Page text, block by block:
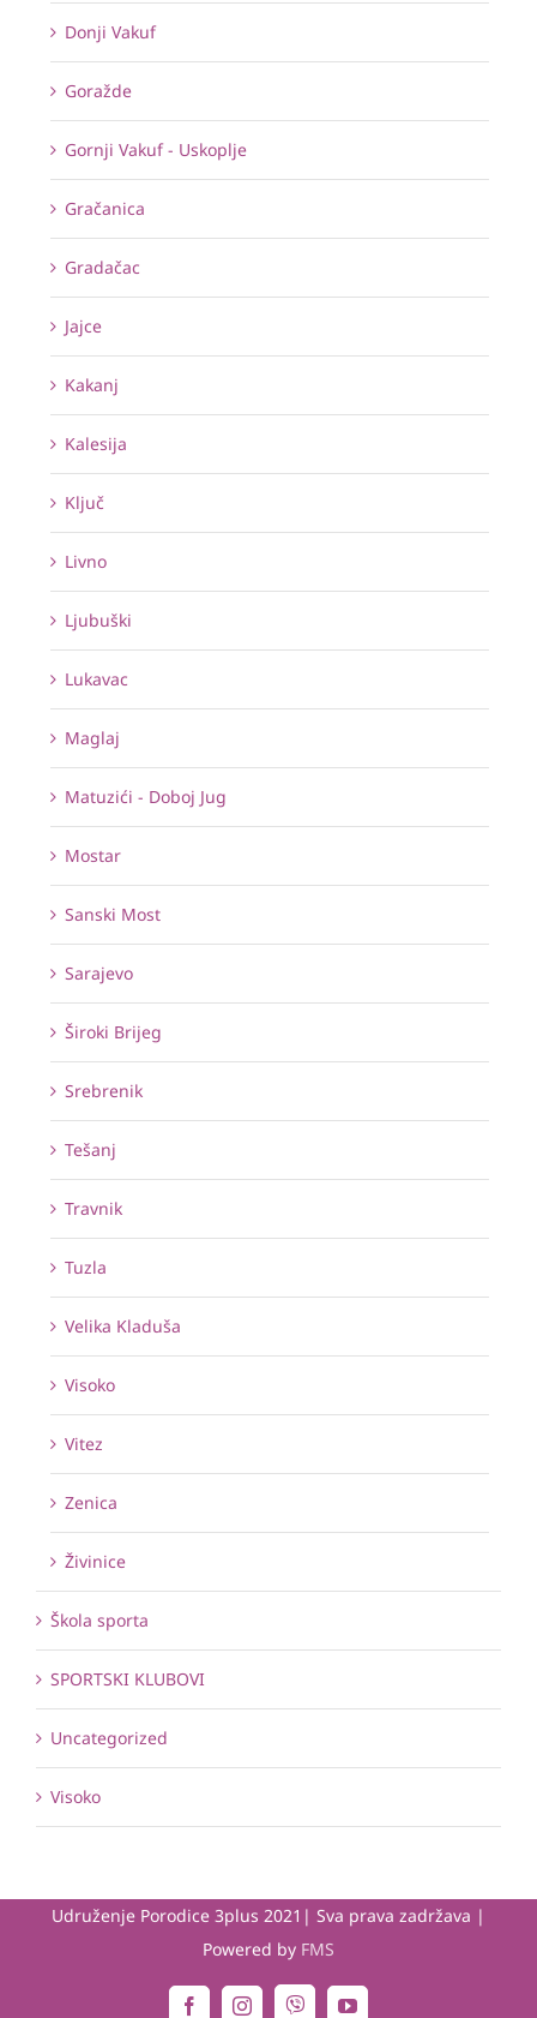
Donji Vakuf
Goražde
Gornji Vakuf - Uskoplje
Gračanica
Gradačac
Jajce
Kakanj
Kalesija
Ključ
Livno
Ljubuški
Lukavac
Maglaj
Matuzići - Doboj Jug
Mostar
Sanski Most
Sarajevo
Široki Brijeg
Srebrenik
Tešanj
Travnik
Tuzla
Velika Kladuša
Visoko
Vitez
Zenica
Živinice
Škola sporta
SPORTSKI KLUBOVI
Uncategorized
Visoko
Udruženje Porodice 3plus 2021| Sva prava zadržava |
Powered by FMS
Viber